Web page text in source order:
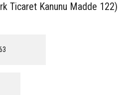
Ticaret Kanunu Madde 122)